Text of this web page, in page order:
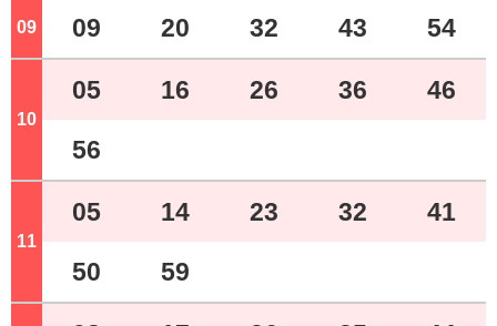
09 09 20 32 43 54
10
05 16 26 36 46
56
11
05 14 23 32 41
50 59